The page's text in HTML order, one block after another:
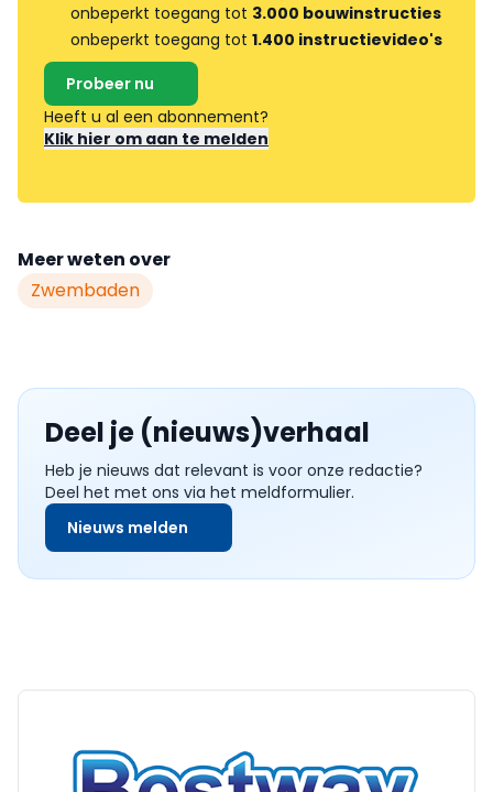
onbeperkt toegang tot 3.000 bouwinstructies
onbeperkt toegang tot 1.400 instructievideo's
Probeer nu
Heeft u al een abonnement?
Klik hier om aan te melden
Meer weten over
Zwembaden
Deel je (nieuws)verhaal
Heb je nieuws dat relevant is voor onze redactie?
Deel het met ons via het meldformulier.
Nieuws melden